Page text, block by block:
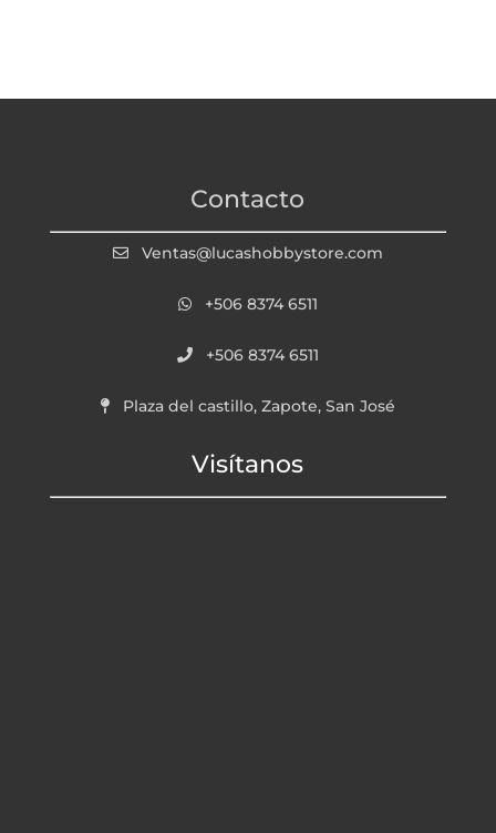
Contacto
Ventas@lucashobbystore.com
+506 8374 6511
+506 8374 6511
Plaza del castillo, Zapote, San José
Visítanos